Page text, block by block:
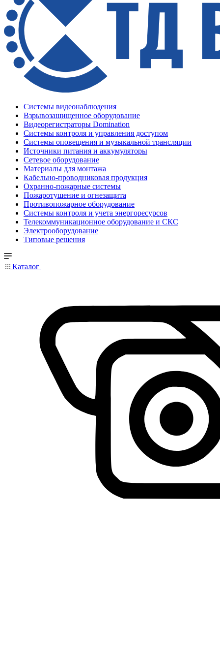
Системы видеонаблюдения
Взрывозащищенное оборудование
Видеорегистраторы Domination
Системы контроля и управления доступом
Системы оповещения и музыкальной трансляции
Источники питания и аккумуляторы
Сетевое оборудование
Материалы для монтажа
Кабельно-проводниковая продукция
Охранно-пожарные системы
Пожаротушение и огнезащита
Противопожарное оборудование
Системы контроля и учета энергоресурсов
Телекоммуникационное оборудование и СКС
Электрооборудование
Типовые решения
Каталог